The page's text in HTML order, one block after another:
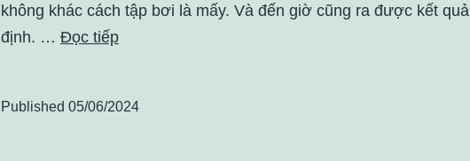
không khác cách tập bơi là mấy. Và đến giờ cũng ra được kết
định. … Đọc tiếp
Published 05/06/2024